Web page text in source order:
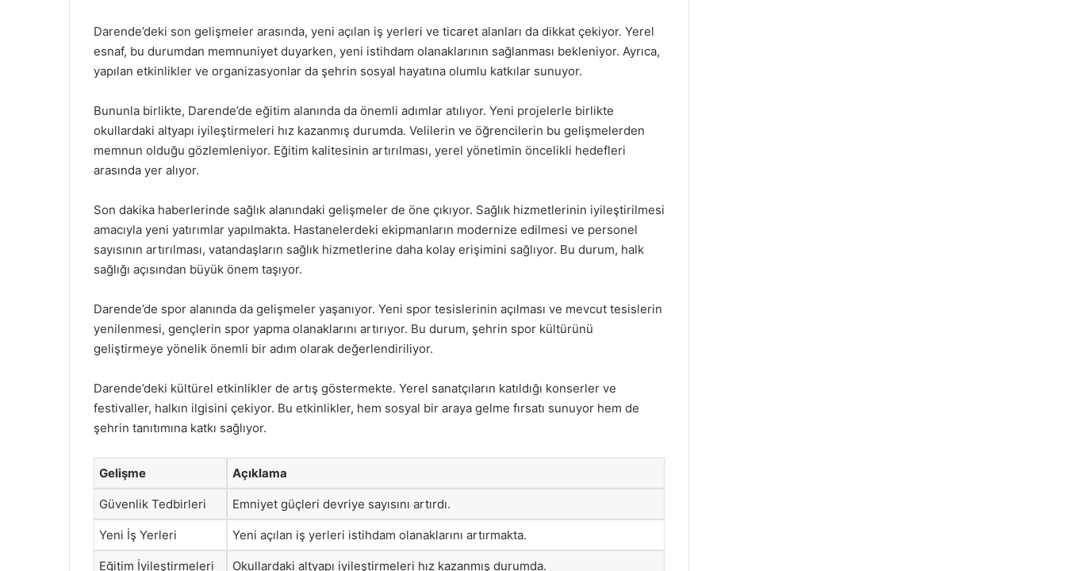
Darende’deki son gelişmeler arasında, yeni açılan iş yerleri ve ticaret alanları da dikkat çekiyor. Yerel
esnaf, bu durumdan memnuniyet duyarken, yeni istihdam olanaklarının sağlanması bekleniyor. Ayrıca,
yapılan etkinlikler ve organizasyonlar da şehrin sosyal hayatına olumlu katkılar sunuyor.
Bununla birlikte, Darende’de eğitim alanında da önemli adımlar atılıyor. Yeni projelerle birlikte
okullardaki altyapı iyileştirmeleri hız kazanmış durumda. Velilerin ve öğrencilerin bu gelişmelerden
memnun olduğu gözlemleniyor. Eğitim kalitesinin artırılması, yerel yönetimin öncelikli hedefleri
arasında yer alıyor.
Son dakika haberlerinde sağlık alanındaki gelişmeler de öne çıkıyor. Sağlık hizmetlerinin iyileştirilmesi
amacıyla yeni yatırımlar yapılmakta. Hastanelerdeki ekipmanların modernize edilmesi ve personel
sayısının artırılması, vatandaşların sağlık hizmetlerine daha kolay erişimini sağlıyor. Bu durum, halk
sağlığı açısından büyük önem taşıyor.
Darende’de spor alanında da gelişmeler yaşanıyor. Yeni spor tesislerinin açılması ve mevcut tesislerin
yenilenmesi, gençlerin spor yapma olanaklarını artırıyor. Bu durum, şehrin spor kültürünü
geliştirmeye yönelik önemli bir adım olarak değerlendiriliyor.
Darende’deki kültürel etkinlikler de artış göstermekte. Yerel sanatçıların katıldığı konserler ve
festivaller, halkın ilgisini çekiyor. Bu etkinlikler, hem sosyal bir araya gelme fırsatı sunuyor hem de
şehrin tanıtımına katkı sağlıyor.
Gelişme Açıklama
Güvenlik Tedbirleri Emniyet güçleri devriye sayısını artırdı.
Yeni İş Yerleri Yeni açılan iş yerleri istihdam olanaklarını artırmakta.
Eğitim İyileştirmeleri Okullardaki altyapı iyileştirmeleri hız kazanmış durumda.